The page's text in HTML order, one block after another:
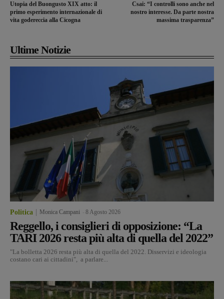
Utopia del Buongusto XIX atto: il
primo esperimento internazionale di
vita godereccia alla Cicogna
Csai: “I controlli sono anche nel
nostro interesse. Da parte nostra
massima trasparenza”
Ultime Notizie
Politica Monica Campani 8 Agosto 2026
Reggello, i consiglieri di opposizione: “La
TARI 2026 resta più alta di quella del 2022”
"La bolletta 2026 resta più alta di quella del 2022. Disservizi e ideologia
costano cari ai cittadini", a parlare...